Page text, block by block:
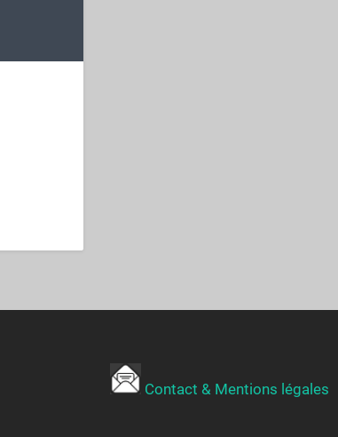
Contact & Mentions légales